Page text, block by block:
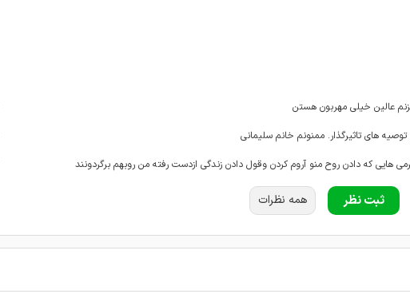
عالین خیلی مهربون هستن
های تاثیرگذار. ممنونم خانم سلیمانی
هایی که دادن روح منو آروم کردن وقول دادن زندگی ازدست رفته من روبهم برگردونند
کمک کنی
ثبت نظر همه نظرات